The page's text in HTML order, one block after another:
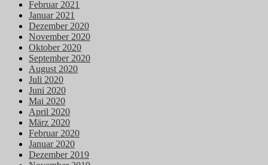
Februar 2021
Januar 2021
Dezember 2020
November 2020
Oktober 2020
September 2020
August 2020
Juli 2020
Juni 2020
Mai 2020
April 2020
März 2020
Februar 2020
Januar 2020
Dezember 2019